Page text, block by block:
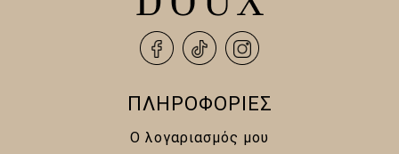
ΠΛΗΡΟΦΟΡΙΕΣ
Ο λογαριασμός μου